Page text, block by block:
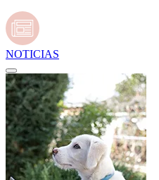
NOTICIAS